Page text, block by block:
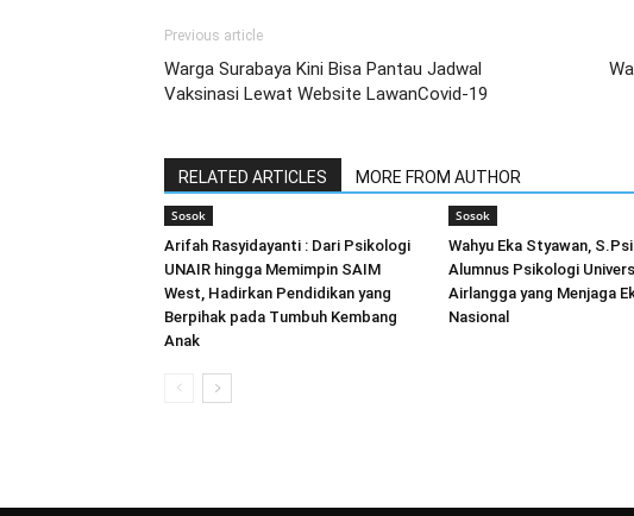
Previous article
Warga Surabaya Kini Bisa Pantau Jadwal
Vaksinasi Lewat Website LawanCovid-19
RELATED ARTICLES MORE FROM AUTHOR
Sosok
Arifah Rasyidayanti : Dari Psikologi
UNAIR hingga Memimpin SAIM
West, Hadirkan Pendidikan yang
Berpihak pada Tumbuh Kembang
Anak
Sosok
Wahyu Eka Styawan,
Alumnus Psikologi
Airlangga yang Menjaga
Nasional